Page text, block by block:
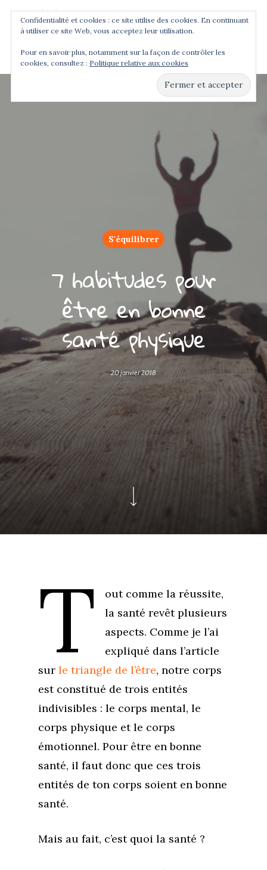
Hit enter to search or ESC to close
S'équilibrer
7 habitudes pour
être en bonne
santé physique
20 janvier 2018
T
out comme la réussite,
la santé revêt plusieurs
aspects. Comme je l’ai
expliqué dans l’article
sur le triangle de l’être, notre corps
est constitué de trois entités
indivisibles : le corps mental, le
corps physique et le corps
émotionnel. Pour être en bonne
santé, il faut donc que ces trois
entités de ton corps soient en bonne
santé.
Mais au fait, c’est quoi la santé ?
Confidentialité et cookies : ce site utilise des cookies. En continuant
à utiliser ce site Web, vous acceptez leur utilisation.
Pour en savoir plus, notamment sur la façon de contrôler les
cookies, consultez : Politique relative aux cookies